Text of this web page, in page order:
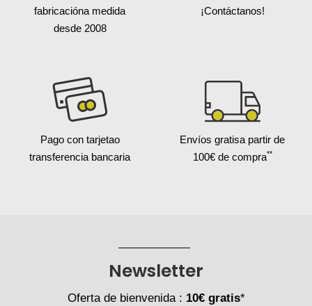
fabricacióna medida
desde 2008
¡Contáctanos!
Pago con tarjetao
transferencia bancaria
Envíos gratisa partir de
100€ de compra**
Newsletter
Oferta de bienvenida : 10€ gratis*